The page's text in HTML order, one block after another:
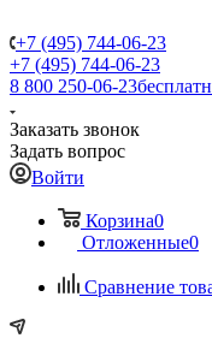
+7 (495) 744-06-23
+7 (495) 744-06-23
8 800 250-06-23
Заказать звонок
Задать вопрос
Войти
Корзина0
Отложенные0
Сравнение